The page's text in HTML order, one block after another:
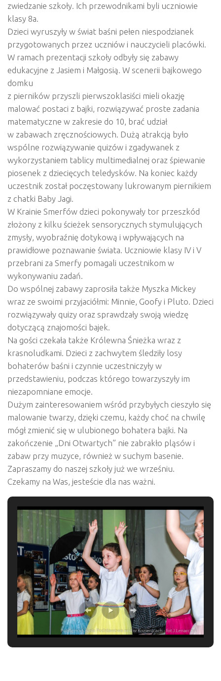
zwiedzanie szkoły. Ich przewodnikami byli uczniowie
klasy 8a.
Dzieci wyruszyły w świat baśni pełen niespodzianek
przygotowanych przez uczniów i nauczycieli placówki.
W ramach prezentacji szkoły odbyły się zabawy
edukacyjne z Jasiem i Małgosią. W scenerii bajkowego
domku
z pierników przyszli pierwszoklasiści mieli okazję
malować postaci z bajki, rozwiązywać proste zadania
matematyczne w zakresie do 10, brać udział
w zabawach zręcznościowych. Dużą atrakcją było
wspólne rozwiązywanie quizów i zgadywanek z
wykorzystaniem tablicy multimedialnej oraz śpiewanie
piosenek z dziecięcych teledysków. Na koniec każdy
uczestnik został poczęstowany lukrowanym piernikiem
z chatki Baby Jagi.
W Krainie Smerfów dzieci pokonywały tor przeszkód
złożony z kilku ścieżek sensorycznych stymulujących
zmysły, wyobraźnię dotykową i wpływających na
prawidłowe poznawanie świata. Uczniowie klasy IV i V
przebrani za Smerfy pomagali uczestnikom w
wykonywaniu zadań.
Do wspólnej zabawy zaprosiła także Myszka Mickey
wraz ze swoimi przyjaciółmi: Minnie, Goofy i Pluto. Dzieci
rozwiązywały quizy oraz sprawdzały swoją wiedzę
dotyczącą znajomości bajek.
Na gości czekała także Królewna Śnieżka wraz z
krasnoludkami. Dzieci z zachwytem śledziły losy
bohaterów baśni i czynnie uczestniczyły w
przedstawieniu, podczas którego towarzyszyły im
niezapomniane emocje.
Dużym zainteresowaniem wśród przybyłych cieszyło się
malowanie twarzy, dzięki czemu, każdy choć na chwilę
mógł zmienić się w ulubionego bohatera bajki. Na
zakończenie „Dni Otwartych” nie zabrakło pląsów i
zabaw przy muzyce, również w suchym basenie.
Zapraszamy do naszej szkoły już we wrześniu.
Czekamy na Was, jesteście dla nas ważni.